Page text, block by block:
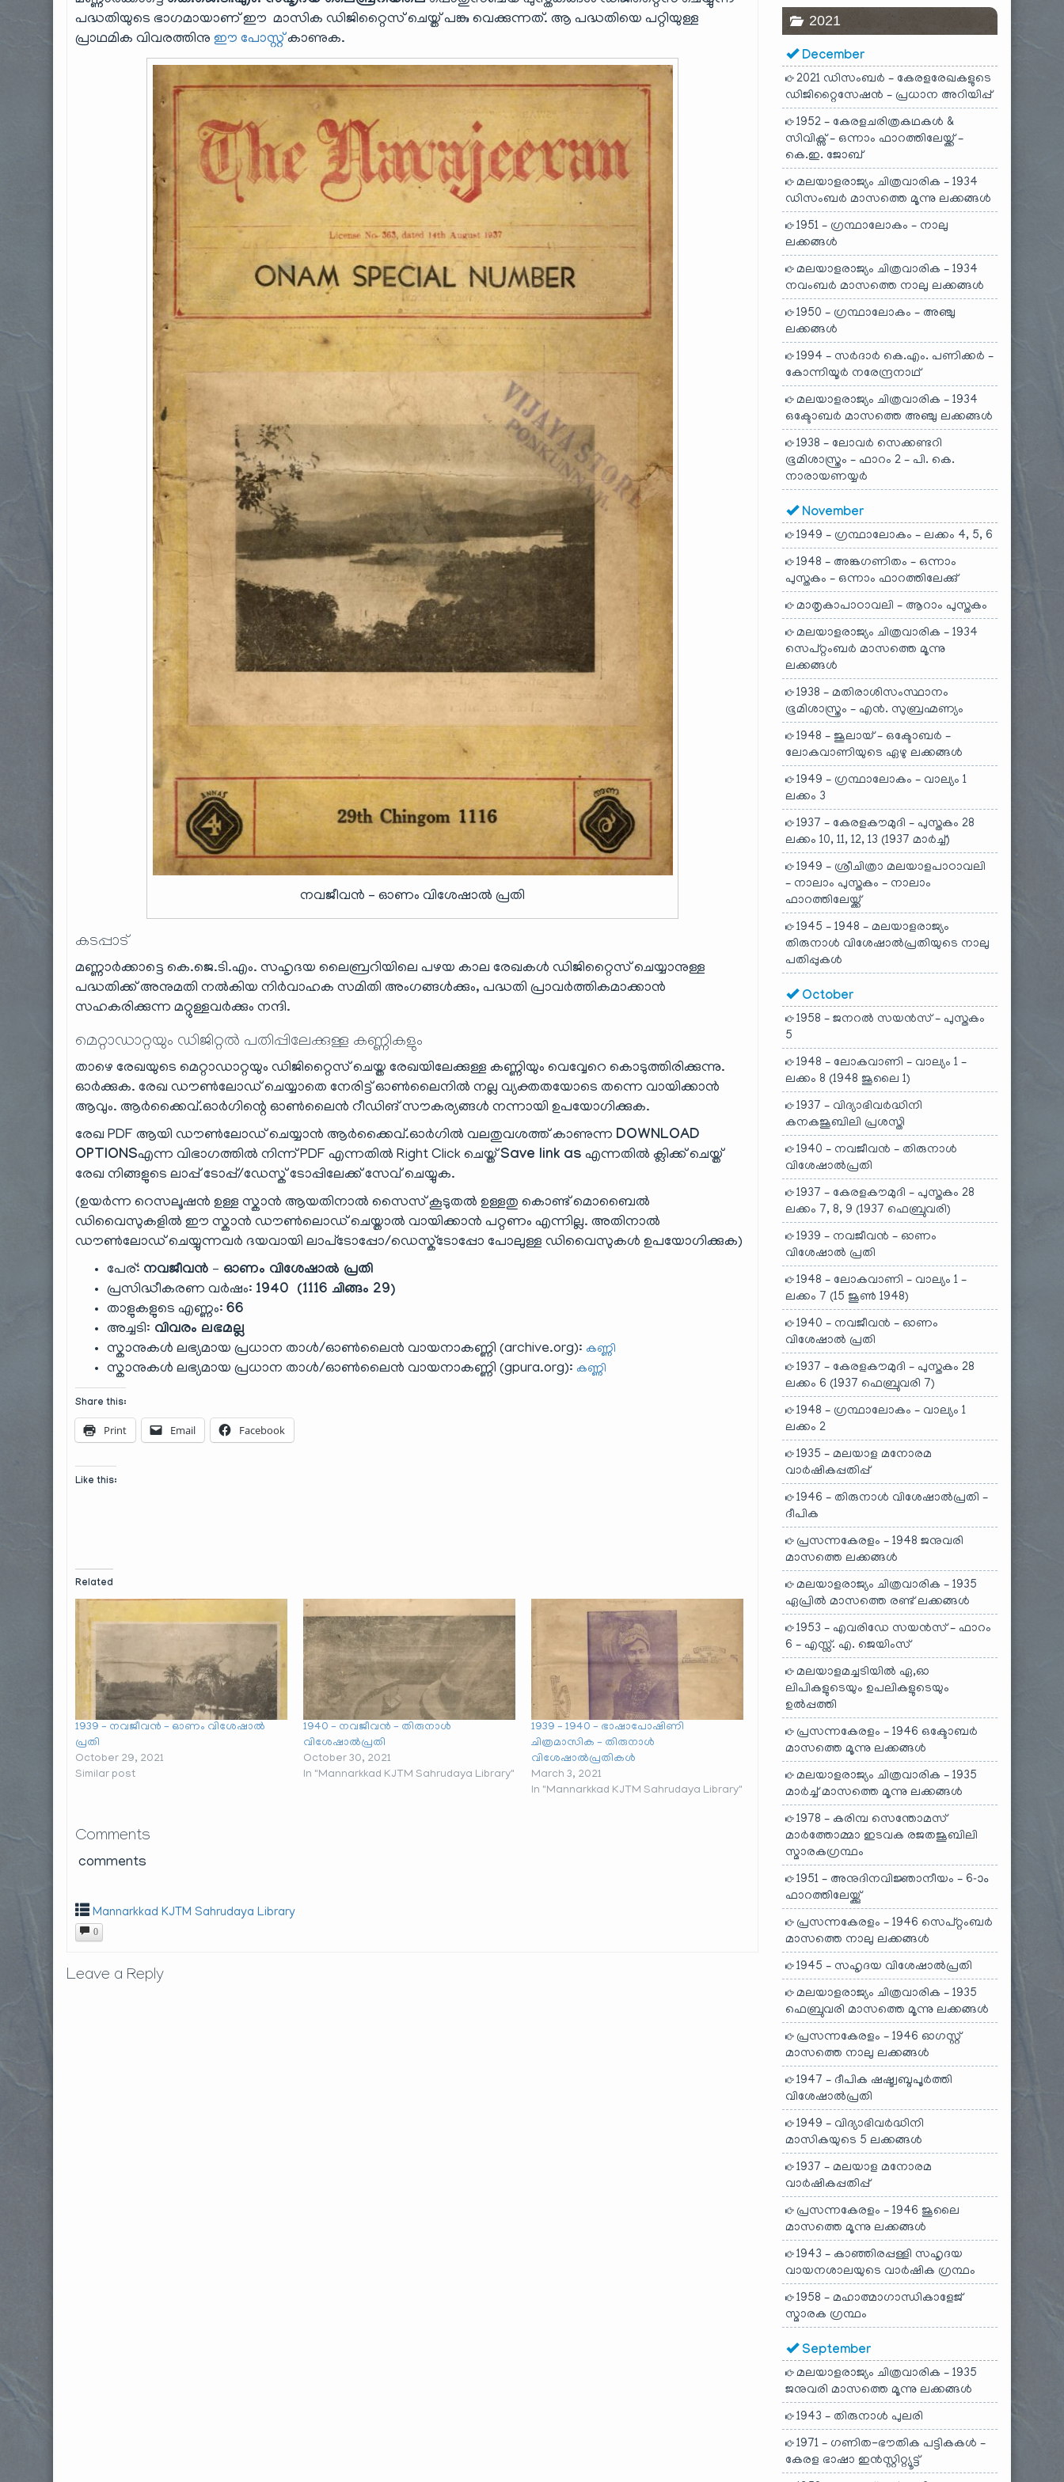
പദ്ധതിയുടെ ഭാഗമായാണ് ഈ മാസിക ഡിജിറ്റൈസ് ചെയ്ത് പങ്കു വെക്കുന്നത്. ആ പദ്ധതിയെ പറ്റിയുള്ള
പ്രാഥമിക വിവരത്തിനുഈ പോസ്റ്റ്കാണുക.
നവജീവൻ – ഓണം വിശേഷാൽ പ്രതി
കടപ്പാട്
മണ്ണാർക്കാട്ടെ കെ.ജെ.ടി.എം. സഹൃദയ ലൈബ്രറിയിലെ പഴയ കാല രേഖകൾ ഡിജിറ്റൈസ് ചെയ്യാനുള്ള
പദ്ധതിക്ക് അനുമതി നൽകിയ നിര്‍വാഹക സമിതി അംഗങ്ങൾക്കും, പദ്ധതി പ്രാവർത്തികമാക്കാൻ
സഹകരിക്കുന്ന മറ്റുള്ളവർക്കും നന്ദി.
മെറ്റാഡാറ്റയും ഡിജിറ്റൽ പതിപ്പിലേക്കുള്ള കണ്ണികളും
താഴെ രേഖയുടെ മെറ്റാഡാറ്റയും ഡിജിറ്റൈസ് ചെയ്ത രേഖയിലേക്കുള്ള കണ്ണിയും വെവ്വേറെ കൊടുത്തിരിക്കുന്നു.
ഓർക്കുക. രേഖ ഡൗൺലോഡ് ചെയ്യാതെ നേരിട്ട് ഓൺലൈനിൽ നല്ല വ്യക്തതയോടെ തന്നെ വായിക്കാൻ
ആവും. ആർക്കൈവ്.ഓർഗിന്റെ ഓൺലൈൻ റീഡിങ് സൗകര്യങ്ങൾ നന്നായി ഉപയോഗിക്കുക.
രേഖ PDF ആയി ഡൗൺലോഡ് ചെയ്യാൻ ആർക്കൈവ്.ഓർഗിൽ വലതുവശത്ത് കാണുന്ന DOWNLOAD
OPTIONSഎന്ന വിഭാഗത്തിൽ നിന്ന് PDF എന്നതിൽ Right Click ചെയ്ത്Save link as എന്നതിൽ ക്ലിക്ക് ചെയ്ത്
രേഖ നിങ്ങളുടെ ലാപ്പ് ടോപ്പ്/ഡേസ്ക് ടോപ്പിലേക്ക് സേവ് ചെയ്യുക.
(ഉയർന്ന റെസലൂഷൻ ഉള്ള സ്കാൻ ആയതിനാൽ സൈസ് കൂടുതൽ ഉള്ളതു കൊണ്ട് മൊബൈൽ
ഡിവൈസുകളിൽ ഈ സ്കാൻ ഡൗൺലൊഡ് ചെയ്താൽ വായിക്കാൻ പറ്റണം എന്നില്ല. അതിനാൽ
ഡൗൺലോഡ് ചെയ്യുന്നവർ ദയവായി ലാപ്‌ടോപ്പോ/ഡെസ്ക്‌ടോപ്പോ പോലുള്ള ഡിവൈസുകൾ ഉപയോഗിക്കുക)
പേര്: നവജീവൻ – ഓണം വിശേഷാൽ പ്രതി
പ്രസിദ്ധീകരണ വർഷം: 1940 (1116 ചിങ്ങം 29)
താളുകളുടെ എണ്ണം:66
അച്ചടി: വിവരം ലഭമല്ല
സ്കാനുകൾ ലഭ്യമായ പ്രധാന താൾ/ഓൺലൈൻ വായനാകണ്ണി (archive.org): കണ്ണി
സ്കാനുകൾ ലഭ്യമായ പ്രധാന താൾ/ഓൺലൈൻ വായനാകണ്ണി (gpura.org): കണ്ണി
Share this:
Print Email Facebook
Like this:
Related
1939 – നവജീവൻ – ഓണം വിശേഷാൽ
പ്രതി
October 29, 2021
Similar post
1940 – നവജീവൻ – തിരുനാൾ
വിശേഷാൽപ്രതി
October 30, 2021
In "Mannarkkad KJTM Sahrudaya Library"
1939 – 1940 – ഭാഷാപോഷിണി
ചിത്രമാസിക – തിരുനാൾ
വിശേഷാൽപ്രതികൾ
March 3, 2021
In "Mannarkkad KJTM Sahrudaya Library"
Comments
comments
Mannarkkad KJTM Sahrudaya Library
0
Leave a Reply
2021
December
2021 ഡിസംബർ – കേരളരേഖകളുടെ
ഡിജിറ്റൈസേഷൻ – പ്രധാന അറിയിപ്പ്
1952 – കേരളചരിത്രകഥകൾ &
സിവിക്സ് – ഒന്നാം ഫാറത്തിലേയ്ക്ക് –
കെ.ഇ. ജോബ്
മലയാളരാജ്യം ചിത്രവാരിക – 1934
ഡിസംബർ മാസത്തെ മൂന്നു ലക്കങ്ങൾ
1951 – ഗ്രന്ഥാലോകം – നാലു
ലക്കങ്ങൾ
മലയാളരാജ്യം ചിത്രവാരിക – 1934
നവംബർ മാസത്തെ നാലു ലക്കങ്ങൾ
1950 – ഗ്രന്ഥാലോകം – അഞ്ചു
ലക്കങ്ങൾ
1994 – സർദാർ കെ.എം. പണിക്കർ –
കോന്നിയൂർ നരേന്ദ്രനാഥ്
മലയാളരാജ്യം ചിത്രവാരിക – 1934
ഒക്ടോബർ മാസത്തെ അഞ്ചു ലക്കങ്ങൾ
1938 – ലോവർ സെക്കണ്ടറി
ഭൂമിശാസ്ത്രം – ഫാറം 2 – പി. കെ.
നാരായണയ്യർ
November
1949 – ഗ്രന്ഥാലോകം – ലക്കം 4, 5, 6
1948 – അങ്കഗണിതം – ഒന്നാം
പുസ്തകം – ഒന്നാം ഫാറത്തിലേക്കു്
മാതൃകാപാഠാവലി – ആറാം പുസ്തകം
മലയാളരാജ്യം ചിത്രവാരിക – 1934
സെപ്റ്റംബർ മാസത്തെ മൂന്നു
ലക്കങ്ങൾ
1938 – മതിരാശിസംസ്ഥാനം
ഭൂമിശാസ്ത്രം – എൻ. സുബ്രഹ്മണ്യം
1948 – ജൂലായ് – ഒക്ടോബർ –
ലോകവാണിയുടെ ഏഴു ലക്കങ്ങൾ
1949 – ഗ്രന്ഥാലോകം – വാല്യം 1
ലക്കം 3
1937 – കേരളകൗമുദി – പുസ്തകം 28
ലക്കം 10, 11, 12, 13 (1937 മാർച്ച്)
1949 – ശ്രീചിത്രാ മലയാളപാഠാവലി
– നാലാം പുസ്തകം – നാലാം
ഫാറത്തിലേയ്ക്ക്
1945 – 1948 – മലയാളരാജ്യം
തിരുനാൾ വിശേഷാൽപ്രതിയുടെ നാലു
പതിപ്പുകൾ
October
1958 – ജനറൽ സയൻസ് – പുസ്തകം
5
1948 – ലോകവാണി – വാല്യം 1 –
ലക്കം 8 (1948 ജൂലൈ 1)
1937 – വിദ്യാഭിവർദ്ധിനി
കനകജൂബിലി പ്രശസ്തി
1940 – നവജീവൻ – തിരുനാൾ
വിശേഷാൽപ്രതി
1937 – കേരളകൗമുദി – പുസ്തകം 28
ലക്കം 7, 8, 9 (1937 ഫെബ്രുവരി)
1939 – നവജീവൻ – ഓണം
വിശേഷാൽ പ്രതി
1948 – ലോകവാണി – വാല്യം 1 –
ലക്കം 7 (15 ജൂൺ 1948)
1940 – നവജീവൻ – ഓണം
വിശേഷാൽ പ്രതി
1937 – കേരളകൗമുദി – പുസ്തകം 28
ലക്കം 6 (1937 ഫെബ്രുവരി 7)
1948 – ഗ്രന്ഥാലോകം – വാല്യം 1
ലക്കം 2
1935 – മലയാള മനോരമ
വാർഷികപ്പതിപ്പ്
1946 – തിരുനാൾ വിശേഷാൽപ്രതി –
ദീപിക
പ്രസന്നകേരളം – 1948 ജനുവരി
മാസത്തെ ലക്കങ്ങൾ
മലയാളരാജ്യം ചിത്രവാരിക – 1935
ഏപ്രിൽ മാസത്തെ രണ്ട് ലക്കങ്ങൾ
1953 – എവരിഡേ സയൻസ് – ഫാറം
6 – എസ്സ്. എ. ജെയിംസ്
മലയാളമച്ചടിയിൽ ഏ,ഓ
ലിപികളുടെയും ഉപലികളുടെയും
ഉൽപ്പത്തി
പ്രസന്നകേരളം – 1946 ഒക്ടോബർ
മാസത്തെ മൂന്നു ലക്കങ്ങൾ
മലയാളരാജ്യം ചിത്രവാരിക – 1935
മാർച്ച് മാസത്തെ മൂന്നു ലക്കങ്ങൾ
1978 – കരിമ്പ സെന്തോമസ്
മാർത്തോമ്മാ ഇടവക രജതജൂബിലി
സ്മാരകഗ്രന്ഥം
1951 – അനുദിനവിജ്ഞാനീയം – 6-ാം
ഫാറത്തിലേയ്ക്കു്
പ്രസന്നകേരളം – 1946 സെപ്റ്റംബർ
മാസത്തെ നാലു ലക്കങ്ങൾ
1945 – സഹൃദയ വിശേഷാൽപ്രതി
മലയാളരാജ്യം ചിത്രവാരിക – 1935
ഫെബ്രുവരി മാസത്തെ മൂന്നു ലക്കങ്ങൾ
പ്രസന്നകേരളം – 1946 ഓഗസ്റ്റ്
മാസത്തെ നാലു ലക്കങ്ങൾ
1947 – ദീപിക ഷഷ്ട്വബ്ദപൂർത്തി
വിശേഷാൽപ്രതി
1949 – വിദ്യാഭിവർദ്ധിനി
മാസികയുടെ 5 ലക്കങ്ങൾ
1937 – മലയാള മനോരമ
വാർഷികപ്പതിപ്പ്
പ്രസന്നകേരളം – 1946 ജൂലൈ
മാസത്തെ മൂന്നു ലക്കങ്ങൾ
1943 – കാഞ്ഞിരപ്പള്ളി സഹൃദയ
വായനശാലയുടെ വാർഷിക ഗ്രന്ഥം
1958 – മഹാത്മാഗാന്ധികാളേജ്
സ്മാരക ഗ്രന്ഥം
September
മലയാളരാജ്യം ചിത്രവാരിക – 1935
ജനുവരി മാസത്തെ മൂന്നു ലക്കങ്ങൾ
1943 – തിരുനാൾ പുലരി
1971 – ഗണിത-ഭൗതിക പട്ടികകൾ –
കേരള ഭാഷാ ഇൻസ്റ്റിറ്റ്യൂട്ട്